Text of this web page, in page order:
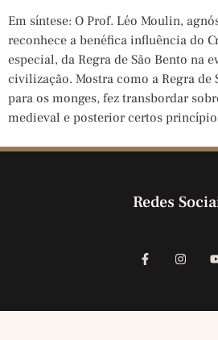
Em síntese: O Prof. Léo Moulin,
reconhece a benéfica influência do
especial, da Regra de São Bento na
civilização. Mostra como a Regra de
para os monges, fez transbordar
medieval e posterior certos
Redes